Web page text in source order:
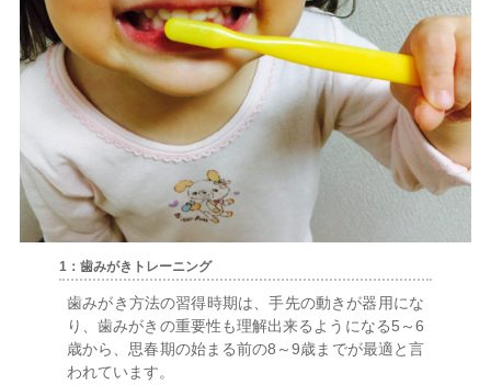
1：歯みがきトレーニング
歯みがき方法の習得時期は、手先の動きが器用にな
り、歯みがきの重要性も理解出来るようになる5～6
歳から、思春期の始まる前の8～9歳までが最適と言
われています。